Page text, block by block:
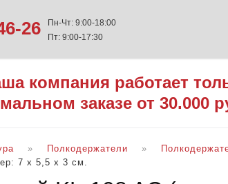
26
Пн-Чт: 9:00-18:00
Пт: 9:00-17:30
компания работает
заказе от 30.000
Полкодержатели
7 х 5,5 х 3 см.